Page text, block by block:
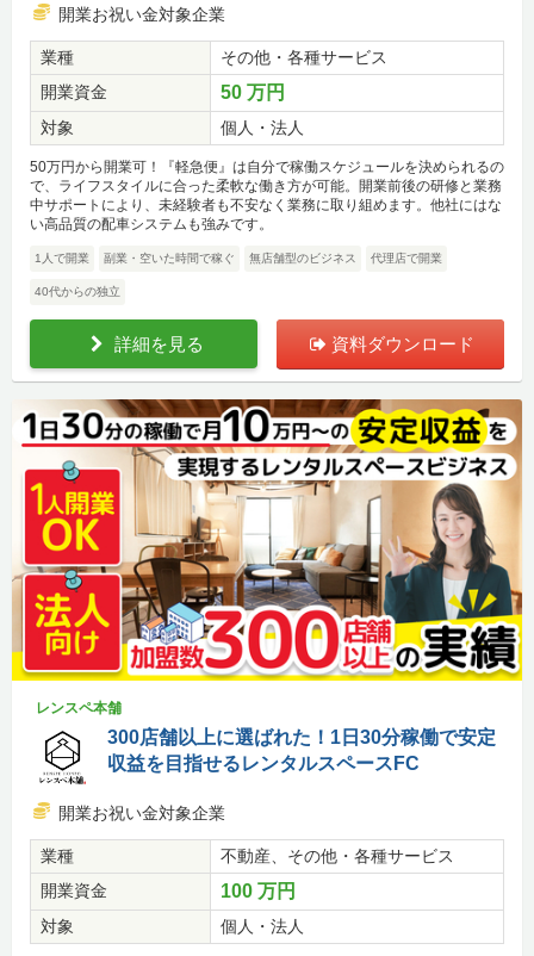
開業お祝い金対象企業
業種
その他・各種サービス
開業資金
50 万円
対象 個人・法人
50万円から開業可！『軽急便』は自分で稼働スケジュールを決められるの
で、ライフスタイルに合った柔軟な働き方が可能。開業前後の研修と業務
中サポートにより、未経験者も不安なく業務に取り組めます。他社にはな
い高品質の配車システムも強みです。
1人で開業 副業・空いた時間で稼ぐ 無店舗型のビジネス 代理店で開業
40代からの独立
詳細を見る 資料ダウンロード
レンスペ本舗
300店舗以上に選ばれた！1日30分稼働で安定
収益を目指せるレンタルスペースFC
開業お祝い金対象企業
業種
不動産、その他・各種サービス
開業資金
100 万円
対象 個人・法人